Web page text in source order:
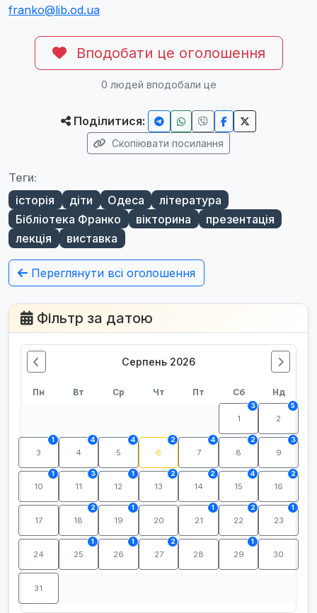
franko@lib.od.ua
Вподобати це оголошення
0 людей вподобали це
Поділитися:
Скопіювати посилання
Теги:
історія
діти Одеса
література
Бібліотека Франко
вікторина
презентація
лекція
виставка
Переглянути всі оголошення
Фільтр за датою
Серпень 2026
Пн Вт Ср Чт Пт Сб Нд
1
3
2
5
3
1
4
4
5
4
6
2
7
4
8
2
9
3
10
1
11
3
12
1
13
2
14
2
15
4
16
2
17 18
2
19
1
20 21
1
22
2
23
1
24 25
1
26
1
27
2
28 29
1
30
31